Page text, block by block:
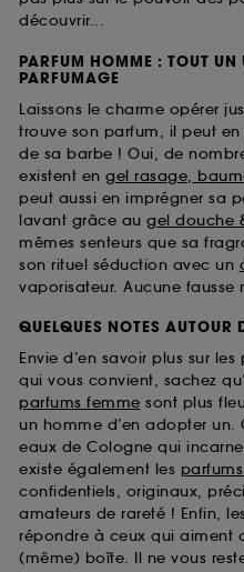
découvrir...
PARFUM HOMME : TOUT UN
PARFUMAGE
Laissons le charme opérer
trouve son parfum, il peut en
de sa barbe ! Oui, de
existent en gel rasage,
peut aussi en imprégner sa
lavant grâce au gel douche
mêmes senteurs que sa
son rituel séduction avec un
vaporisateur. Aucune fausse
QUELQUES NOTES AUTOUR
Envie d’en savoir plus sur les
qui vous convient, sachez
parfums femme sont plus
un homme d’en adopter
eaux de Cologne qui
existe également les
confidentiels, originaux,
amateurs de rareté ! Enfin, les
répondre à ceux qui aiment
(même) boîte. Il ne vous